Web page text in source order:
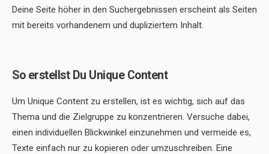
Deine Seite höher in den Suchergebnissen erscheint als Seiten
mit bereits vorhandenem und dupliziertem Inhalt.
So erstellst Du Unique Content
Um Unique Content zu erstellen, ist es wichtig, sich auf das
Thema und die Zielgruppe zu konzentrieren. Versuche dabei,
einen individuellen Blickwinkel einzunehmen und vermeide es,
Texte einfach nur zu kopieren oder umzuschreiben. Eine